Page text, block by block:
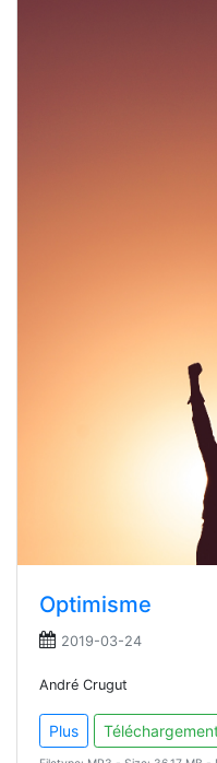
Optimisme
2019-03-24
André Crugut
Plus